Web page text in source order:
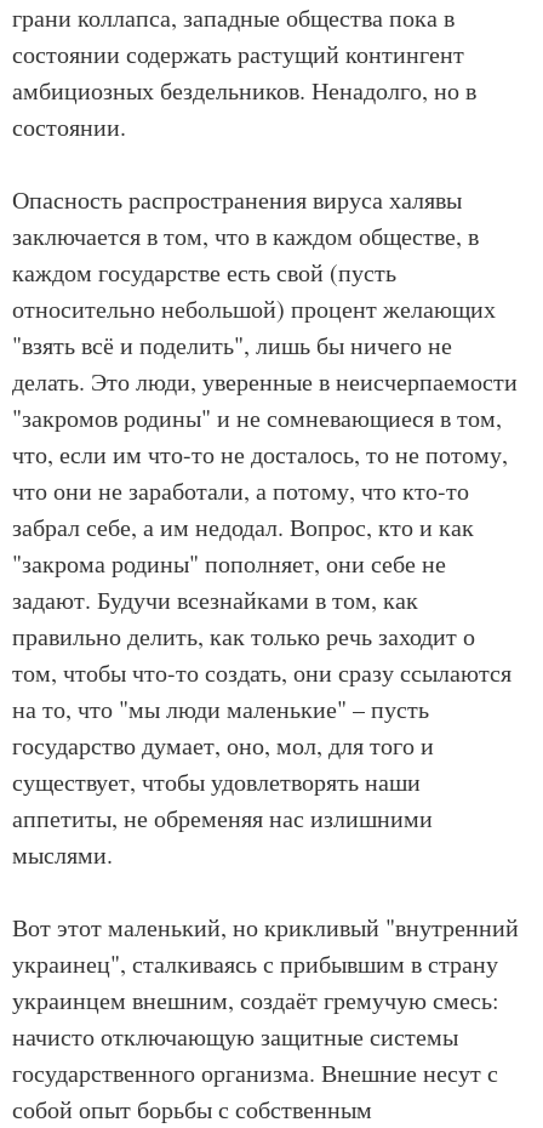
грани коллапса, западные общества пока в
состоянии содержать растущий контингент
амбициозных бездельников. Ненадолго, но в
состоянии.
Опасность распространения вируса халявы
заключается в том, что в каждом обществе, в
каждом государстве есть свой (пусть
относительно небольшой) процент желающих
"взять всё и поделить", лишь бы ничего не
делать. Это люди, уверенные в неисчерпаемости
"закромов родины" и не сомневающиеся в том,
что, если им что-то не досталось, то не потому,
что они не заработали, а потому, что кто-то
забрал себе, а им недодал. Вопрос, кто и как
"закрома родины" пополняет, они себе не
задают. Будучи всезнайками в том, как
правильно делить, как только речь заходит о
том, чтобы что-то создать, они сразу ссылаются
на то, что "мы люди маленькие" – пусть
государство думает, оно, мол, для того и
существует, чтобы удовлетворять наши
аппетиты, не обременяя нас излишними
мыслями.
Вот этот маленький, но крикливый "внутренний
украинец", сталкиваясь с прибывшим в страну
украинцем внешним, создаёт гремучую смесь:
начисто отключающую защитные системы
государственного организма. Внешние несут с
собой опыт борьбы с собственным